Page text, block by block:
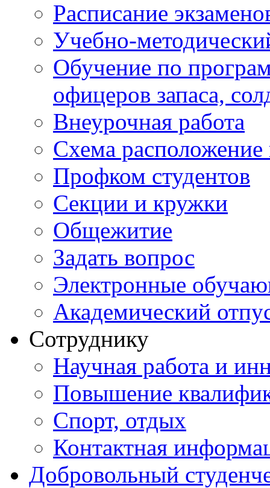
Расписание
Учебно-
Обучение по
офицеров запаса,
Внеурочная работа
Схема расположение
Профком студентов
Секции и кружки
Общежитие
Задать вопрос
Электронные
Академический
Сотруднику
Научная работа и
Повышение
Спорт, отдых
Контактная
Добровольный